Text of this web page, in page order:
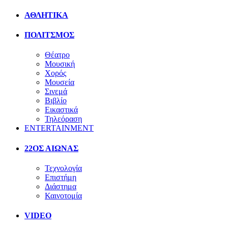
ΑΘΛΗΤΙΚΑ
ΠΟΛΙΤΣΜΟΣ
Θέατρο
Μουσική
Χορός
Μουσεία
Σινεμά
Βιβλίο
Εικαστικά
Τηλεόραση
ENTERTAINMENT
22ΟΣ ΑΙΩΝΑΣ
Τεχνολογία
Επιστήμη
Διάστημα
Καινοτομία
VIDEO